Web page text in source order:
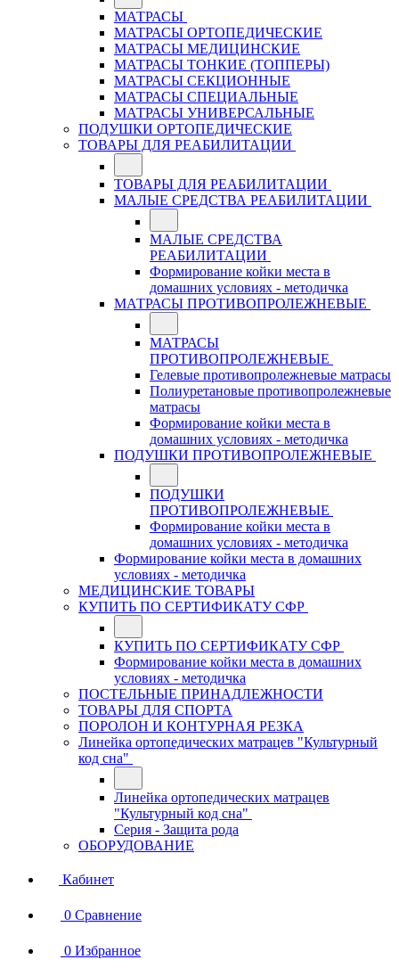
МАТРАСЫ
МАТРАСЫ ОРТОПЕДИЧЕСКИЕ
МАТРАСЫ МЕДИЦИНСКИЕ
МАТРАСЫ ТОНКИЕ (ТОППЕРЫ)
МАТРАСЫ СЕКЦИОННЫЕ
МАТРАСЫ СПЕЦИАЛЬНЫЕ
МАТРАСЫ УНИВЕРСАЛЬНЫЕ
ПОДУШКИ ОРТОПЕДИЧЕСКИЕ
ТОВАРЫ ДЛЯ РЕАБИЛИТАЦИИ
ТОВАРЫ ДЛЯ РЕАБИЛИТАЦИИ
МАЛЫЕ СРЕДСТВА РЕАБИЛИТАЦИИ
МАЛЫЕ СРЕДСТВА
РЕАБИЛИТАЦИИ
Формирование койки места в
домашних условиях - методичка
МАТРАСЫ ПРОТИВОПРОЛЕЖНЕВЫЕ
МАТРАСЫ
ПРОТИВОПРОЛЕЖНЕВЫЕ
Гелевые противопролежневые матрасы
Полиуретановые противопролежневые
матрасы
Формирование койки места в
домашних условиях - методичка
ПОДУШКИ ПРОТИВОПРОЛЕЖНЕВЫЕ
ПОДУШКИ
ПРОТИВОПРОЛЕЖНЕВЫЕ
Формирование койки места в
домашних условиях - методичка
Формирование койки места в домашних
условиях - методичка
МЕДИЦИНСКИЕ ТОВАРЫ
КУПИТЬ ПО СЕРТИФИКАТУ СФР
КУПИТЬ ПО СЕРТИФИКАТУ СФР
Формирование койки места в домашних
условиях - методичка
ПОСТЕЛЬНЫЕ ПРИНАДЛЕЖНОСТИ
ТОВАРЫ ДЛЯ СПОРТА
ПОРОЛОН И КОНТУРНАЯ РЕЗКА
Линейка ортопедических матрацев "Культурный
код сна"
Линейка ортопедических матрацев
"Культурный код сна"
Серия - Защита рода
ОБОРУДОВАНИЕ
Кабинет
0 Сравнение
0 Избранное